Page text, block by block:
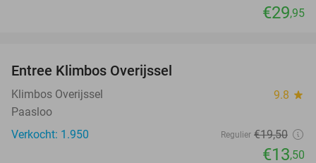
€29,95
Entree Klimbos Overijssel
Klimbos Overijssel 9.8 star
Paasloo
Verkocht: 1.950
Regulier €19,50
€13,50